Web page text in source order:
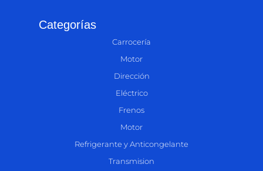
Categorías
Carrocería
Motor
Dirección
Eléctrico
Frenos
Motor
Refrigerante y Anticongelante
Transmision